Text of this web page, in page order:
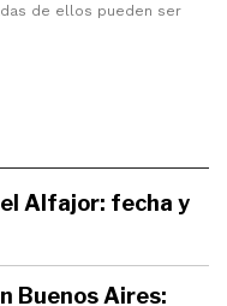
de ellos pueden ser
Alfajor: fecha y
Buenos Aires: